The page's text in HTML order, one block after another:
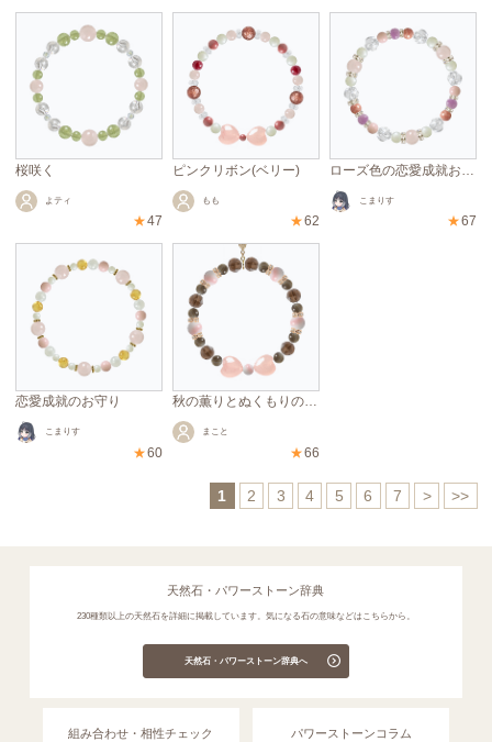
桜咲く
よティ
★47
ピンクリボン(ベリー)
もも
★62
こまりす
★67
恋愛成就のお守り
こまりす
★60
秋の薫りとぬくもりの記憶
まこと
★66
1 2 3 4 5 6 7 > >>
天然石・パワーストーン辞典
230種類以上の天然石を詳細に掲載しています。気になる石の意味などはこちらから。
天然石・パワーストーン辞典へ
組み合わせ・相性チェック パワーストーンコラム